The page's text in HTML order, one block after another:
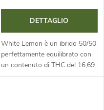
DETTAGLIO
White Lemon è un ibrido 50/50
perfettamente equilibrato con
un contenuto di THC del 16,69
%. Questo incrocio tra El Niño